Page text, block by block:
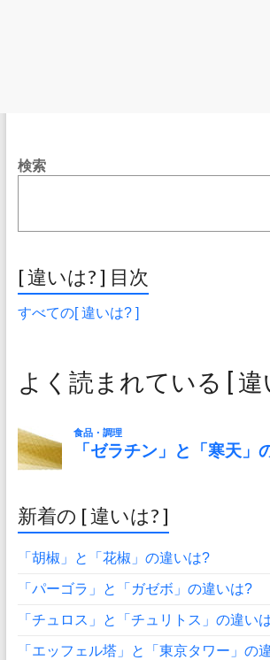
検索
[ 違いは? ] 目次
すべての[ 違いは? ]
よく読まれている [ 違
新着の [ 違いは? ]
「胡椒」と「花椒」の違いは?
「パーゴラ」と「ガゼボ」の違いは?
「チュロス」と「チュリトス」の違い
「エッフェル塔」と「東京タワー」の